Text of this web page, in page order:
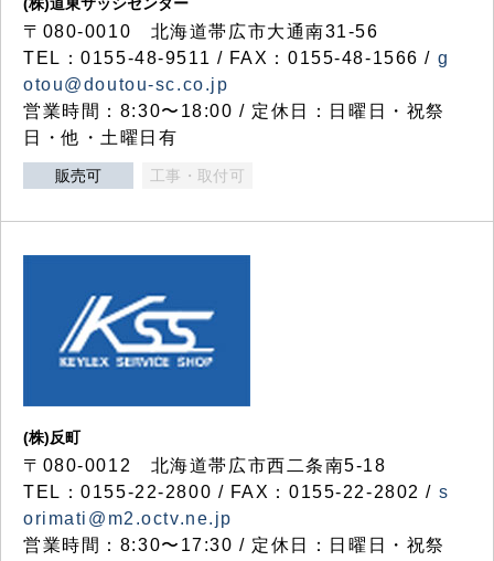
〒080-0010 北海道帯広市大通南31-56
TEL：0155-48-9511 / FAX：0155-48-1566 / g
otou@doutou-sc.co.jp
営業時間：8:30〜18:00 / 定休日：日曜日・祝祭
日・他・土曜日有
販売可 工事・取付可
(株)反町
〒080-0012 北海道帯広市西二条南5-18
TEL：0155-22-2800 / FAX：0155-22-2802 / s
orimati@m2.octv.ne.jp
営業時間：8:30〜17:30 / 定休日：日曜日・祝祭